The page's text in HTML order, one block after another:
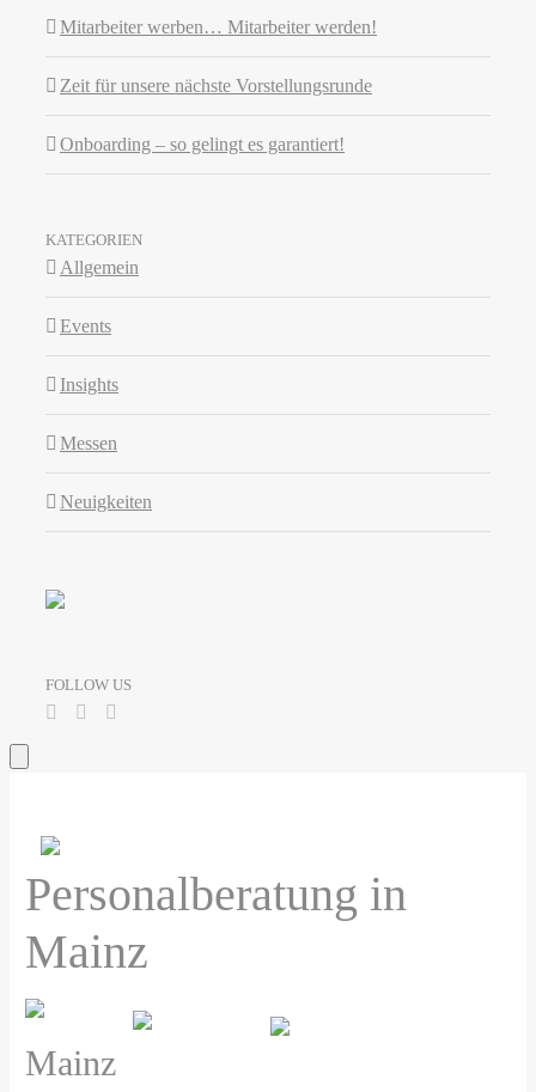
Mitarbeiter werben… Mitarbeiter werden!
Zeit für unsere nächste Vorstellungsrunde
Onboarding – so gelingt es garantiert!
KATEGORIEN
Allgemein
Events
Insights
Messen
Neuigkeiten
FOLLOW US
Personalberatung in
Mainz
Mainz